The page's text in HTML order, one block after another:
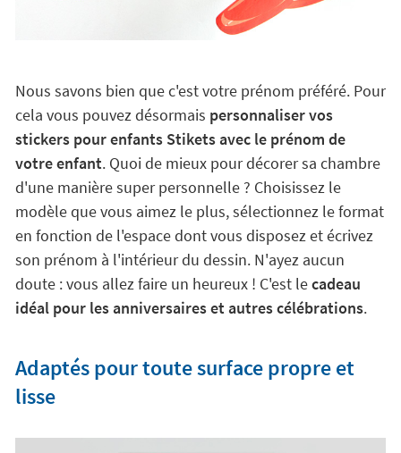
Nous savons bien que c'est votre prénom préféré. Pour
cela vous pouvez désormais personnaliser vos
stickers pour enfants Stikets avec le prénom de
votre enfant. Quoi de mieux pour décorer sa chambre
d'une manière super personnelle ? Choisissez le
modèle que vous aimez le plus, sélectionnez le format
en fonction de l'espace dont vous disposez et écrivez
son prénom à l'intérieur du dessin. N'ayez aucun
doute : vous allez faire un heureux ! C'est lecadeau
idéal pour les anniversaires et autres célébrations.
Adaptés pour toute surface propre et
lisse